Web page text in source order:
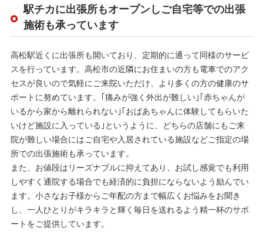
駅チカに出張所もオープンしご自宅等での出張
施術も承っています
高松駅近くに出張所も開いており、定期的に通って同様のサービ
スを行っています。高松市の近隣にお住まいの方も電車でのアク
セスが良いので気軽にご来院いただけ、より多くの方の健康のサ
ポートに努めています。｢痛みが強く外出が難しい｣｢赤ちゃんが
いるから家から離れられない｣｢おばあちゃんに体験してもらいた
いけど施設に入っている｣というように、どちらの店舗にもご来
院が難しい場合にはご自宅や入居されている施設などご指定の場
所での出張施術も承っています。
また、お値段はリーズナブルに抑えてあり、お試し感覚でも利用
しやすく通院する場合でも経済的に負担にならないよう励んでい
ます。小さなお子様からご年配の方まで幅広くお悩みをお聞き
し、一人ひとりがキラキラと輝く毎日を送れるよう精一杯のサポ
ートをご提供しています。